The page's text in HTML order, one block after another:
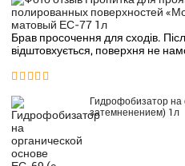
Брав просочення для сходів.
відштовхується, поверхня не


Гидрофобизатор на
затемненением) 1л